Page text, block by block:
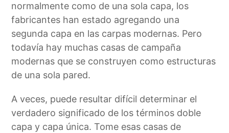
normalmente como de una sola capa, los
fabricantes han estado agregando una
segunda capa en las carpas modernas. Pero
todavía hay muchas casas de campaña
modernas que se construyen como estructuras
de una sola pared.
A veces, puede resultar difícil determinar el
verdadero significado de los términos doble
capa y capa única. Tome esas casas de